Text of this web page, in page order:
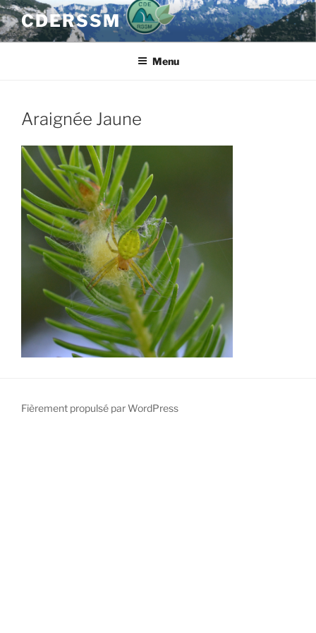
Aller
au
contenu
CDERSSM
Menu
Araignée Jaune
Fièrement propulsé par WordPress